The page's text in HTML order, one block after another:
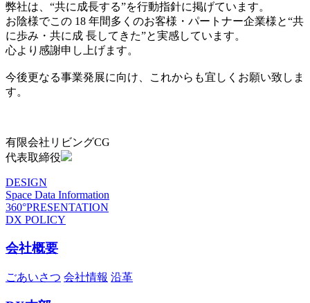
弊社は、“共に成長する”を行動指針に掲げています。
お陰様でこの 18 年間多くのお客様・パートナー企業様と“共
に歩み・共に成 長してきた”と実感しています。
心より感謝申し上げます。
今後更なる事業発展に向け、これからも宜しくお願い致しま
す。
有限会社リビングCG
代表取締役
DESIGN
Space Data Information
360°PRESENTATION
DX POLICY
会社概要
ごあいさつ 会社情報 沿革